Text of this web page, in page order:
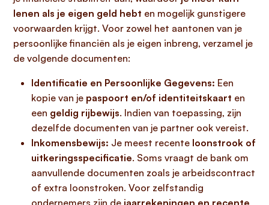
lenen als je eigen geld hebt en mogelijk gunstigere
voorwaarden krijgt. Voor zowel het aantonen van je
persoonlijke financiën als je eigen inbreng, verzamel je
de volgende documenten:
Identificatie en Persoonlijke Gegevens: Een
kopie van je paspoort en/of identiteitskaart en
een geldig rijbewijs. Indien van toepassing, zijn
dezelfde documenten van je partner ook vereist.
Inkomensbewijs: Je meest recente loonstrook of
uitkeringsspecificatie. Soms vraagt de bank om
aanvullende documenten zoals je arbeidscontract
of extra loonstroken. Voor zelfstandig
ondernemers zijn de jaarrekeningen en recente